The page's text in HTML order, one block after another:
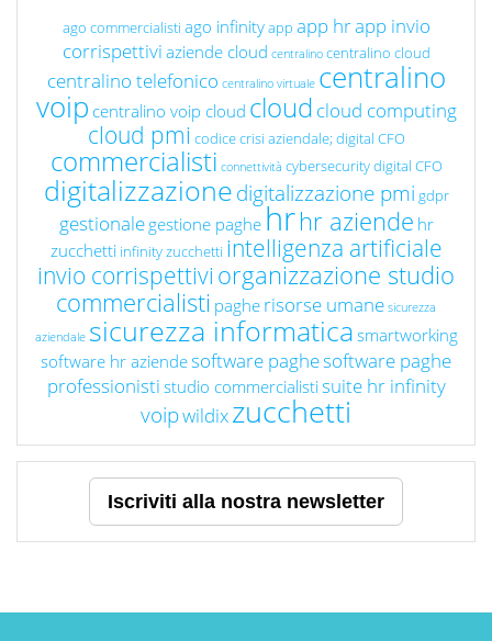
ago commercialisti ago infinityapp app hrapp invio
corrispettivi aziende cloud centralino centralino cloud
centralino telefonico centralino virtuale centralino
voip centralino voip cloud cloud cloud computing
cloud pmi codice crisi aziendale; digital CFO
commercialisti connettività cybersecuritydigital CFO
digitalizzazionedigitalizzazione pmi gdpr
gestionale gestione paghe hrhr aziende hr
zucchetti infinity zucchetti intelligenza artificiale
invio corrispettivi organizzazione studio
commercialisti paghe risorse umane sicurezza
aziendale sicurezza informatica smartworking
software hr aziendesoftware paghesoftware paghe
professionisti studio commercialisti suite hr infinity
voipwildixzucchetti
Iscriviti alla nostra newsletter